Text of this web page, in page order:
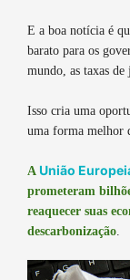
E a boa notícia é
barato para os
mundo, as taxas de
Isso cria uma
uma forma melhor
A União
prometeram
reaquecer suas
descarbonização